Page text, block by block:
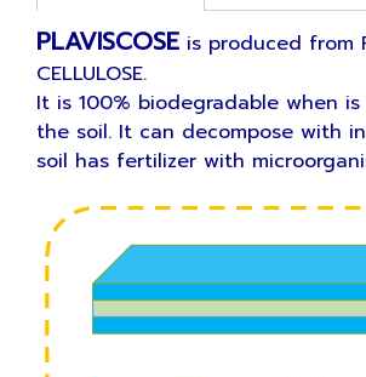
PLAVISCOSE is produced from
CELLULOSE.
It is 100% biodegradable when
the soil. It can decompose with
soil has fertilizer with